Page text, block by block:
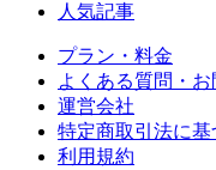
人気記事
プラン・料金
よくある質問・
運営会社
特定商取引法に基
利用規約